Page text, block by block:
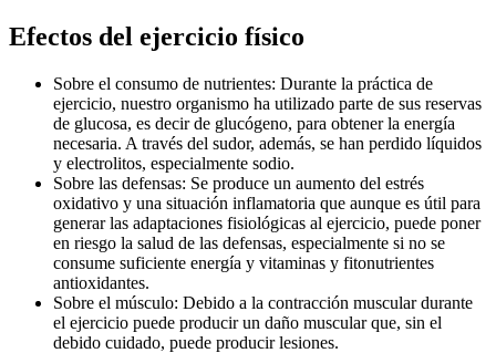
Efectos del ejercicio físico
Sobre el consumo de nutrientes: Durante la práctica de
ejercicio, nuestro organismo ha utilizado parte de sus reservas
de glucosa, es decir de glucógeno, para obtener la energía
necesaria. A través del sudor, además, se han perdido líquidos
y electrolitos, especialmente sodio.
Sobre las defensas: Se produce un aumento del estrés
oxidativo y una situación inflamatoria que aunque es útil para
generar las adaptaciones fisiológicas al ejercicio, puede poner
en riesgo la salud de las defensas, especialmente si no se
consume suficiente energía y vitaminas y fitonutrientes
antioxidantes.
Sobre el músculo: Debido a la contracción muscular durante
el ejercicio puede producir un daño muscular que, sin el
debido cuidado, puede producir lesiones.